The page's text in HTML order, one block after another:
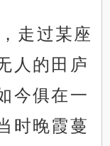
走过某座
人的田庐
今俱在一
时晚霞蔓